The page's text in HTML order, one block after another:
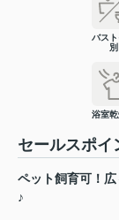
バス
別
浴室
セールスポイ
ペット飼育可！
♪